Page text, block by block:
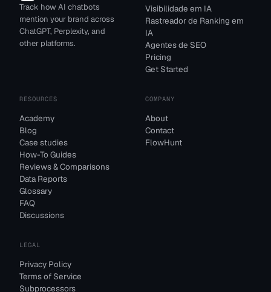
Track how AI chatbots
mention your brand across
ChatGPT, Perplexity, and
other platforms.
Visibilidade em IA
Rastreador de Ranking em
IA
Agentes de SEO
Pricing
Get Started
RESOURCES
Academy
Blog
Case studies
How-To Guides
Reviews & Comparisons
Data Reports
Glossary
FAQ
Discussions
COMPANY
About
Contact
FlowHunt
LEGAL
Privacy Policy
Terms of Service
Subprocessors